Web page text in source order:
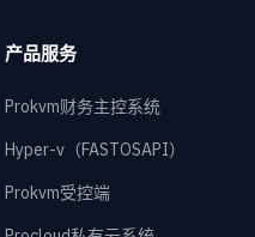
产品服务
Prokvm财务主控系统
Hyper-v（FASTOSAPI）
Prokvm受控端